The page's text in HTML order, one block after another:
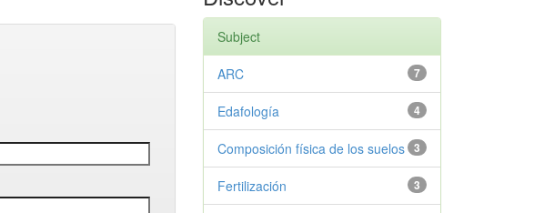
Subject
7
ARC
4
Edafología
3
Composición física de los suelos
3
Fertilización